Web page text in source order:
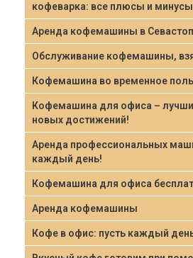
кофеварка: все плюсы и
Аренда кофемашины в
Обслуживание кофемашины,
Кофемашина во временное
Кофемашина для офиса –
новых достижений!
Аренда профессиональных
каждый день!
Кофемашина для офиса
Аренда кофемашины
Кофе в офис: пусть каждый